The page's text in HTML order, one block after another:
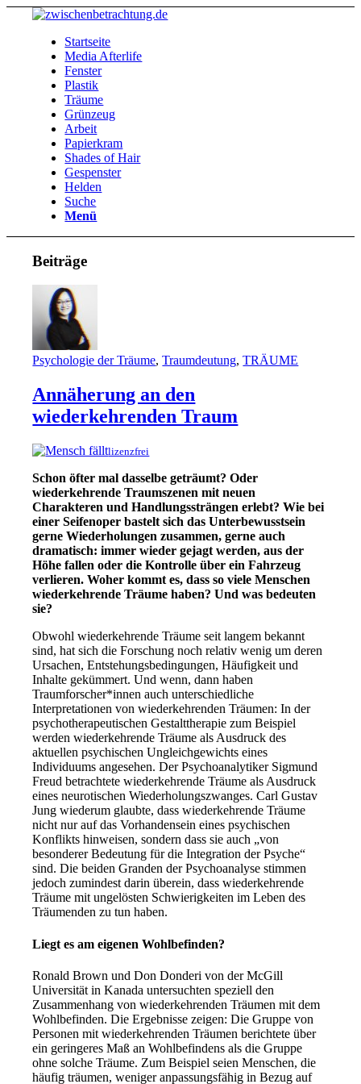
Startseite
Media Afterlife
Fenster
Plastik
Träume
Grünzeug
Arbeit
Papierkram
Shades of Hair
Gespenster
Helden
Suche
Menü
Beiträge
Psychologie der Träume,Traumdeutung,TRÄUME
Annäherung an den
wiederkehrenden Traum
lizenzfrei
Schon öfter mal dasselbe geträumt? Oder
wiederkehrende Traumszenen mit neuen
Charakteren und Handlungssträngen erlebt? Wie bei
einer Seifenoper bastelt sich das Unterbewusstsein
gerne Wiederholungen zusammen, gerne auch
dramatisch: immer wieder gejagt werden, aus der
Höhe fallen oder die Kontrolle über ein Fahrzeug
verlieren. Woher kommt es, dass so viele Menschen
wiederkehrende Träume haben? Und was bedeuten
sie?
Obwohl wiederkehrende Träume seit langem bekannt
sind, hat sich die Forschung noch relativ wenig um deren
Ursachen, Entstehungsbedingungen, Häufigkeit und
Inhalte gekümmert. Und wenn, dann haben
Traumforscher*innen auch unterschiedliche
Interpretationen von wiederkehrenden Träumen: In der
psychotherapeutischen Gestalttherapie zum Beispiel
werden wiederkehrende Träume als Ausdruck des
aktuellen psychischen Ungleichgewichts eines
Individuums angesehen. Der Psychoanalytiker Sigmund
Freud betrachtete wiederkehrende Träume als Ausdruck
eines neurotischen Wiederholungszwanges. Carl Gustav
Jung wiederum glaubte, dass wiederkehrende Träume
nicht nur auf das Vorhandensein eines psychischen
Konflikts hinweisen, sondern dass sie auch „von
besonderer Bedeutung für die Integration der Psyche“
sind. Die beiden Granden der Psychoanalyse stimmen
jedoch zumindest darin überein, dass wiederkehrende
Träume mit ungelösten Schwierigkeiten im Leben des
Träumenden zu tun haben.
Liegt es am eigenen Wohlbefinden?
Ronald Brown und Don Donderi von der McGill
Universität in Kanada untersuchten speziell den
Zusammenhang von wiederkehrenden Träumen mit dem
Wohlbefinden. Die Ergebnisse zeigen: Die Gruppe von
Personen mit wiederkehrenden Träumen berichtete über
ein geringeres Maß an Wohlbefindens als die Gruppe
ohne solche Träume. Zum Beispiel seien Menschen, die
häufig träumen, weniger anpassungsfähig in Bezug auf